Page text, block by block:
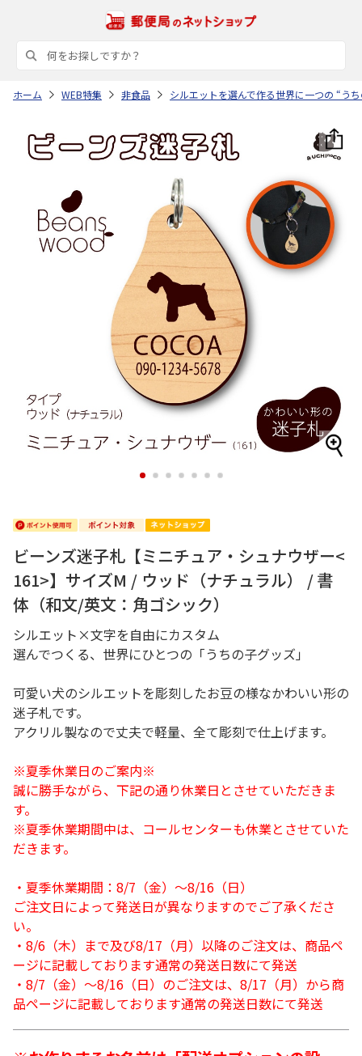
ホーム WEB特集 非食品 シルエットを選んで作る世界に一つの “う
1 2 3 4 5 6 7
ビーンズ迷子札【ミニチュア・シュナウザー<
161>】サイズM / ウッド（ナチュラル） / 書
体（和文/英文：角ゴシック）
シルエット×文字を自由にカスタム
選んでつくる、世界にひとつの「うちの子グッズ」
可愛い犬のシルエットを彫刻したお豆の様なかわいい形の
迷子札です。
アクリル製なので丈夫で軽量、全て彫刻で仕上げます。
※夏季休業日のご案内※
誠に勝手ながら、下記の通り休業日とさせていただきま
す。
※夏季休業期間中は、コールセンターも休業とさせていた
だきます。
・夏季休業期間：8/7（金）～8/16（日）
ご注文日によって発送日が異なりますのでご了承くださ
い。
・8/6（木）まで及び8/17（月）以降のご注文は、商品ペ
ージに記載しております通常の発送日数にて発送
・8/7（金）～8/16（日）のご注文は、8/17（月）から商
品ページに記載しております通常の発送日数にて発送